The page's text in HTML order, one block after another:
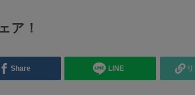
ア！
Share LINE